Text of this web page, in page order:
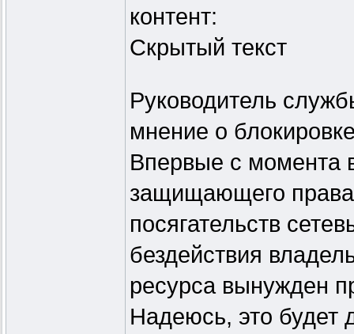
контент:
Скрытый текст
Руководитель
мнение о
Впервые с момента
защищающего
посягательств
бездействия
ресурса вынужден
Надеюсь, это будет